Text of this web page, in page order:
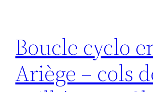
Boucle cyclo
Ariège – cols